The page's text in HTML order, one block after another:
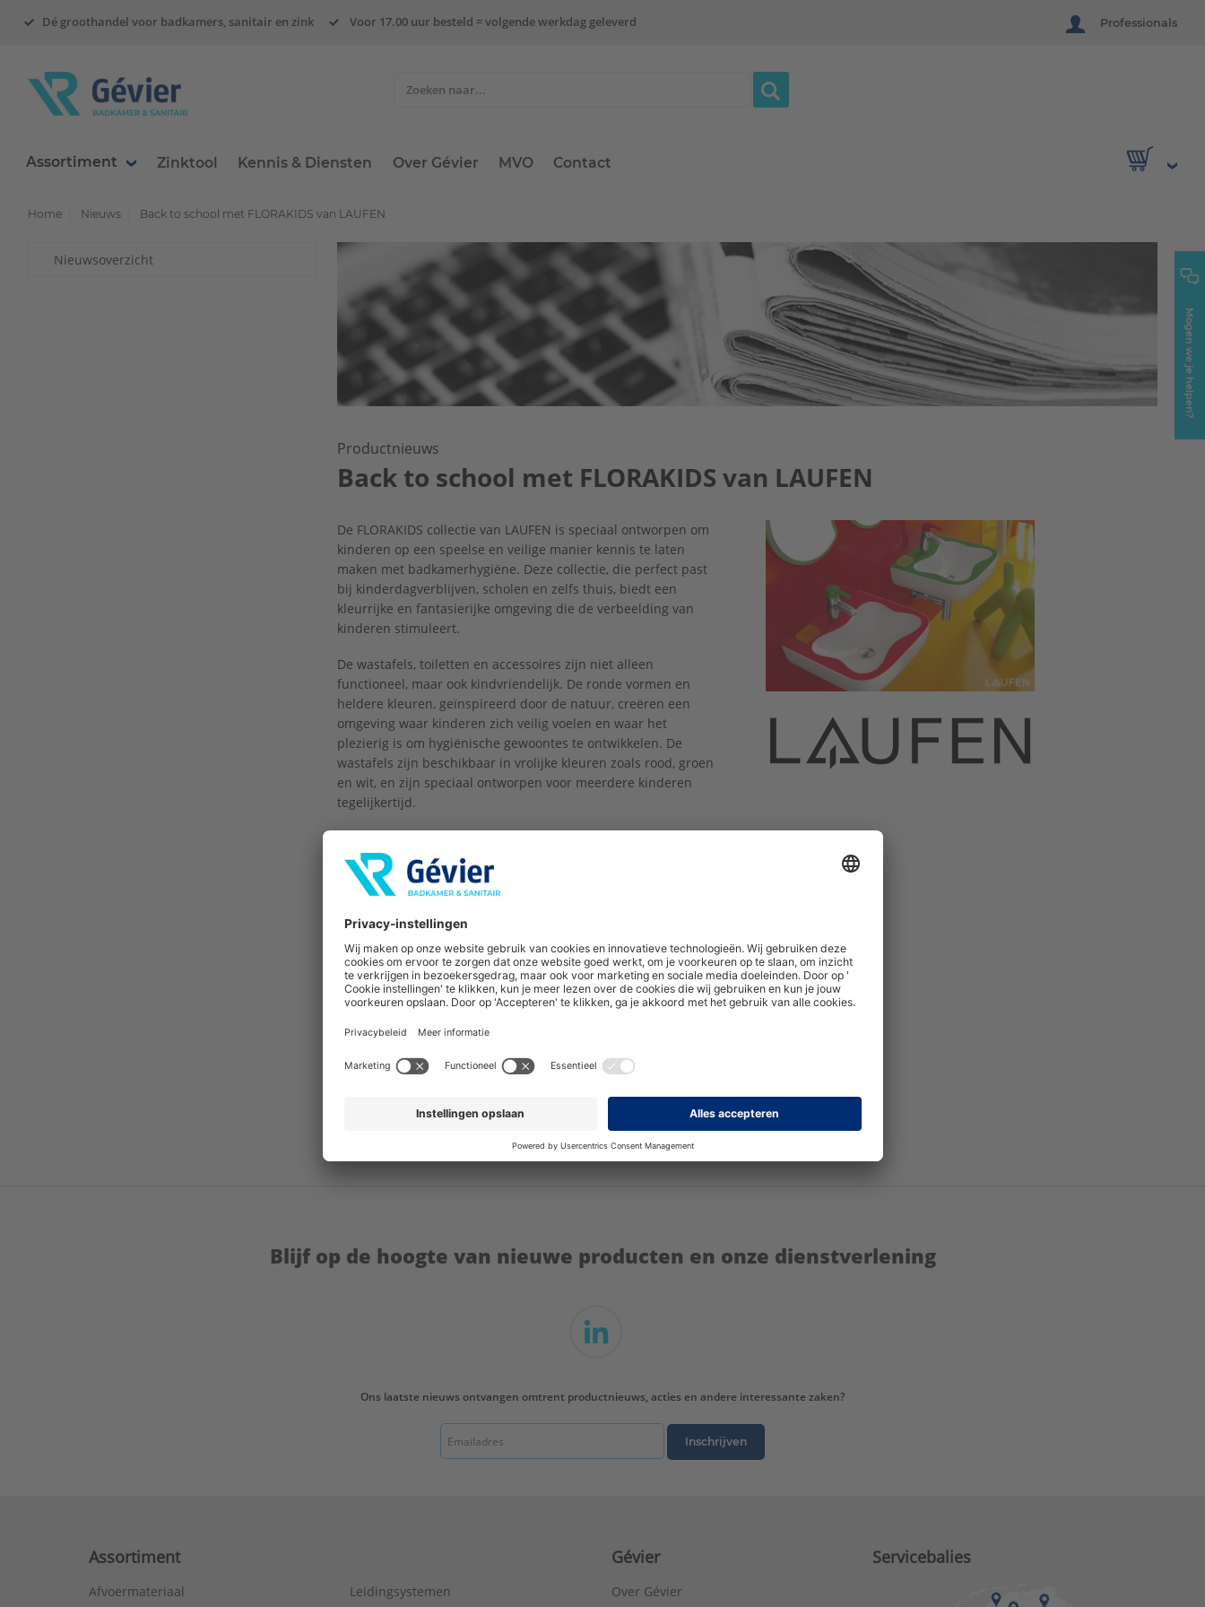
Dé groothandel voor badkamers, sanitair en zink Voor 17.00 uur besteld = volgende werkdag geleverd Professionals
Assortiment Zinktool Kennis & Diensten Over Gévier MVO Contact
Mogen we je helpen?
Home Nieuws Back to school met FLORAKIDS van LAUFEN
Nieuwsoverzicht
Productnieuws
Back to school met FLORAKIDS van LAUFEN
De FLORAKIDS collectie van LAUFEN is speciaal ontworpen om
kinderen op een speelse en veilige manier kennis te laten
maken met badkamerhygiëne. Deze collectie, die perfect past
bij kinderdagverblijven, scholen en zelfs thuis, biedt een
kleurrijke en fantasierijke omgeving die de verbeelding van
kinderen stimuleert.
De wastafels, toiletten en accessoires zijn niet alleen
functioneel, maar ook kindvriendelijk. De ronde vormen en
heldere kleuren, geïnspireerd door de natuur, creëren een
omgeving waar kinderen zich veilig voelen en waar het
plezierig is om hygiënische gewoontes te ontwikkelen. De
wastafels zijn beschikbaar in vrolijke kleuren zoals rood, groen
en wit, en zijn speciaal ontworpen voor meerdere kinderen
tegelijkertijd.
producten hebben afgeronde randen om ongelukken te
voorkomen, en de wc’s zijn voorzien van ergonomische
zittingen met handgrepen om kinderen vertrouwen te geven
tijdens het gebruik​. Ook de spiegels in de collectie dragen bij
aan het speelse karakter. De FLORAKIDS spiegels hebben
vormen zoals een rups, die steeds langer kan worden, en de
kleurrijke coating is krasbestendig.
Deze collectie biedt niet alleen praktische oplossingen voor
hygiëne, maar maakt het ook mogelijk om kinderen
op school als thuis.
Bekijk het assortiment
Blijf op de hoogte van nieuwe producten en onze dienstverlening
Ons laatste nieuws ontvangen omtrent productnieuws, acties en andere interessante zaken?
Inschrijven
Assortiment
Afvoermateriaal Leidingsystemen
Gévier
Over Gévier
Servicebalies